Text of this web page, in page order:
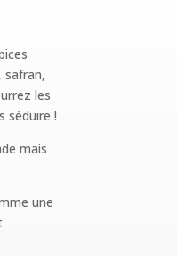
safran,
les
séduire !
mais
une